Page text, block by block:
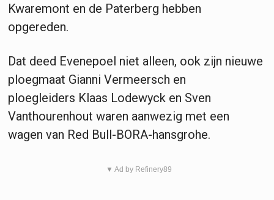
Kwaremont en de Paterberg hebben
opgereden.
Dat deed Evenepoel niet alleen, ook zijn nieuwe
ploegmaat Gianni Vermeersch en
ploegleiders Klaas Lodewyck en Sven
Vanthourenhout waren aanwezig met een
wagen van Red Bull-BORA-hansgrohe.
▼ Ad by Refinery89